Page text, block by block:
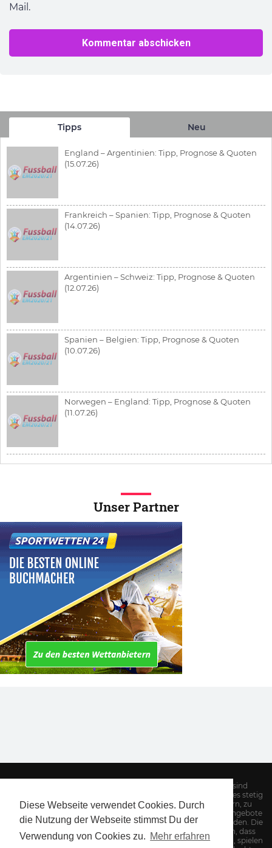
Diese Webseite verwendet Cookies. Durch
die Nutzung der Webseite stimmst Du der
Verwendung von Cookies zu. Mehr erfahren
Mail.
Tipps Neu
England – Argentinien: Tipp, Prognose & Quoten
(15.07.26)
Frankreich – Spanien: Tipp, Prognose & Quoten
(14.07.26)
Argentinien – Schweiz: Tipp, Prognose & Quoten
(12.07.26)
Spanien – Belgien: Tipp, Prognose & Quoten
(10.07.26)
Norwegen – England: Tipp, Prognose & Quoten
(11.07.26)
Unser Partner
Hinweis: Alle Informationen auf unserer Website sind
sorgfältig recherchiert. Dennoch kann es Aufgrund des stetig
wechselnden Angebotes von Sportwettenanbietern, zu
Abweichungen kommen. Insbesondere Quoten und Bonusangebote
sollten auf der jeweiligen Anbieterseite nochmals geprüft werden. Die
AGBs des Anbieters gelten. Außerdem weisen wir darauf hin, dass
Sportwetten süchtig machen kann! Wetten soll Spaß machen, spielen